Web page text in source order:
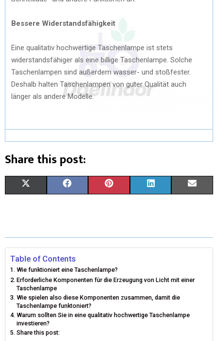
Bessere Widerstandsfähigkeit
Eine qualitativ hochwertige Taschenlampe ist stets
widerstandsfähiger als eine billige Taschenlampe. Solche
Taschenlampen sind außerdem wasser- und stoßfester.
Deshalb halten Taschenlampen von guter Qualität auch
länger als andere Modelle.
Share this post:
W
T
T
E
R
E
O
K
T
R
K I
Table of Contents
Wie funktioniert eine Taschenlampe?
Erforderliche Komponenten für die Erzeugung von Licht mit einer
Taschenlampe
Wie spielen also diese Komponenten zusammen, damit die
Taschenlampe funktoniert?
Warum sollten Sie in eine qualitativ hochwertige Taschenlampe
investieren?
Share this post: